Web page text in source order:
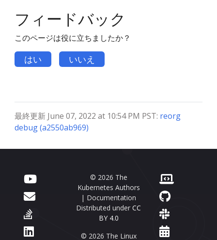
フィードバック
このページは役に立ちましたか？
はい いいえ
最終更新 June 07, 2022 at 10:54 PM PST: reorg
debug (a2550ab969)
© 2026 The
Kubernetes Authors
| Documentation
Distributed under CC
BY 4.0
© 2026 The Linux